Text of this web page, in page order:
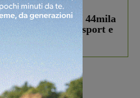
Cities, oltre 44mila
il bando per lo sport e